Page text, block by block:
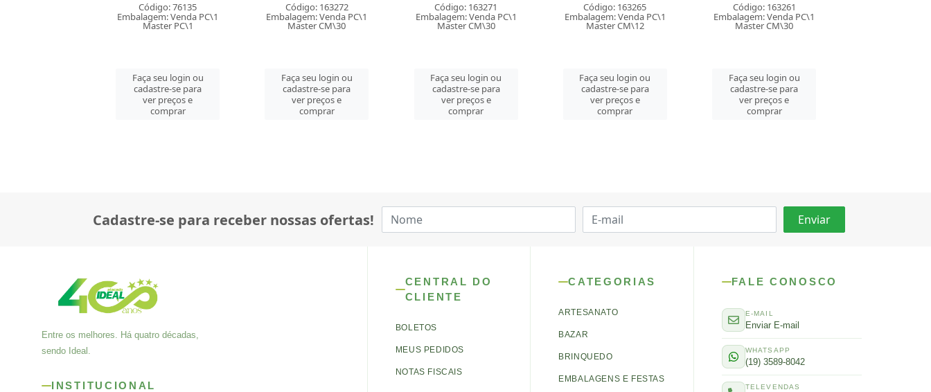
Código: 163272
Embalagem: Venda PC\1
Master CM\30
Faça seu login ou
cadastre-se para
ver preços e
comprar
Código: 163271
Embalagem: Venda PC\1
Master CM\30
Faça seu login ou
cadastre-se para
ver preços e
comprar
Código: 163265
Embalagem: Venda PC\1
Master CM\12
Faça seu login ou
cadastre-se para
ver preços e
comprar
Código: 163261
Embalagem: Venda PC\1
Master CM\30
Faça seu login ou
cadastre-se para
ver preços e
comprar
Código: 163250
Embalagem: Venda PC\1
Master CM\30
Faça seu login ou
cadastre-se para
ver preços e
comprar
Cadastre-se para receber nossas ofertas!
Entre os melhores. Há quatro décadas,
sendo Ideal.
INSTITUCIONAL
CENTRAL DO
CLIENTE
BOLETOS
MEUS PEDIDOS
NOTAS FISCAIS
CATEGORIAS
ARTESANATO
BAZAR
BRINQUEDO
EMBALAGENS E FESTAS
FALE CONOSCO
E-MAIL
Enviar E-mail
WHATSAPP
(19) 3589-8042
TELEVENDAS